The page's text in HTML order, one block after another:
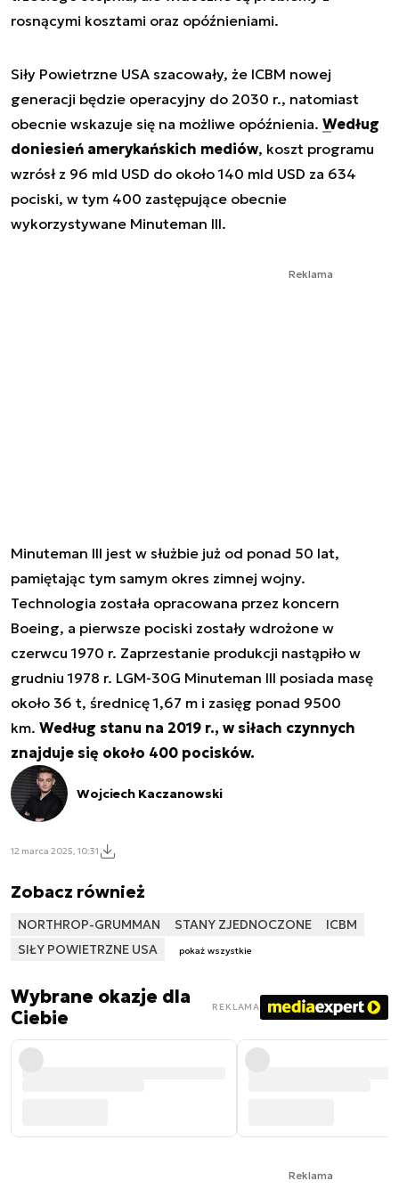
rosnącymi kosztami oraz opóźnieniami.
Siły Powietrzne USA szacowały, że ICBM nowej
generacji będzie operacyjny do 2030 r., natomiast
obecnie wskazuje się na możliwe opóźnienia. Według
doniesień amerykańskich mediów, koszt programu
wzrósł z 96 mld USD do około 140 mld USD za 634
pociski, w tym 400 zastępujące obecnie
wykorzystywane Minuteman III.
Reklama
Minuteman III jest w służbie już od ponad 50 lat,
pamiętając tym samym okres zimnej wojny.
Technologia została opracowana przez koncern
Boeing, a pierwsze pociski zostały wdrożone w
czerwcu 1970 r. Zaprzestanie produkcji nastąpiło w
grudniu 1978 r. LGM-30G Minuteman III posiada masę
około 36 t, średnicę 1,67 m i zasięg ponad 9500
km. Według stanu na 2019 r., w siłach czynnych
znajduje się około 400 pocisków.
Wojciech Kaczanowski
12 marca 2025, 10:31
Zobacz również
NORTHROP-GRUMMAN STANY ZJEDNOCZONE
ICBM
SIŁY POWIETRZNE USA
pokaż wszystkie
Wybrane okazje dla
Ciebie
REKLAMA
Reklama